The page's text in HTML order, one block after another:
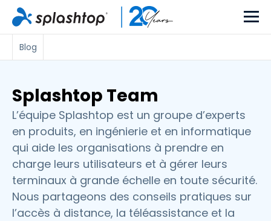
Blog
Splashtop Team
L’équipe Splashtop est un groupe d’experts
en produits, en ingénierie et en informatique
qui aide les organisations à prendre en
charge leurs utilisateurs et à gérer leurs
terminaux à grande échelle en toute sécurité.
Nous partageons des conseils pratiques sur
l’accès à distance, la téléassistance et la